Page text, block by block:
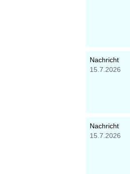
Nachricht
15.7.2026
Nachricht
15.7.2026